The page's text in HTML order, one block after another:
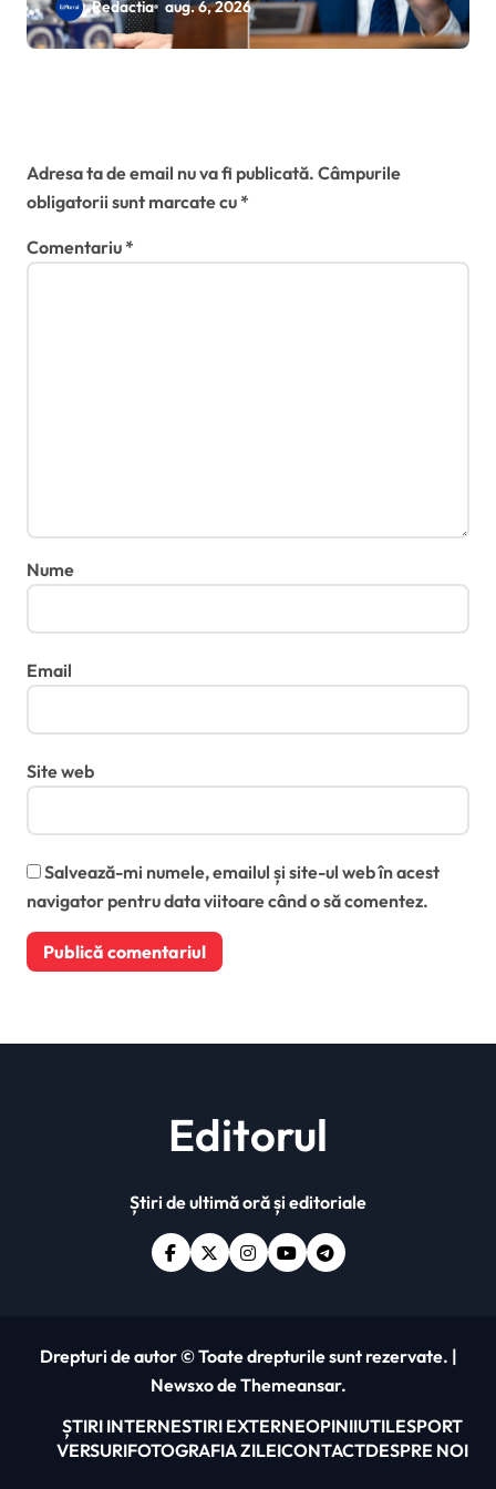
Rand Paul cere sesizarea
Redactia aug. 6, 2026
Adresa ta de email nu va fi publicată. Câmpurile
obligatorii sunt marcate cu*
Comentariu*
Nume
Email
Site web
Salvează-mi numele, emailul și site-ul web în acest
navigator pentru data viitoare când o să comentez.
Editorul
Știri de ultimă oră și editoriale
Drepturi de autor © Toate drepturile sunt rezervate. |
NewsxodeThemeansar.
ȘTIRI INTERNESTIRI EXTERNEOPINIIUTILESPORT
VERSURIFOTOGRAFIA ZILEICONTACTDESPRE NOI